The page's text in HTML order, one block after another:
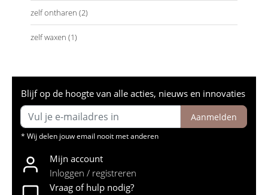
zelf ontharen (2)
zelf waxen (1)
Blijf op de hoogte van alle acties, nieuws en innovaties
Aanmelden
* Wij delen jouw email nooit met anderen
Mijn account
Inloggen / registreren
Vraag of hulp nodig?